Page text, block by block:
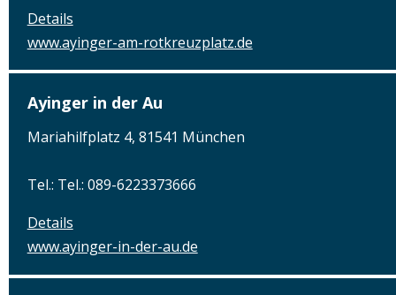
Details
www.ayinger-am-rotkreuzplatz.de
Ayinger in der Au
Mariahilfplatz 4, 81541 München
Tel.: Tel.: 089-6223373666
Details
www.ayinger-in-der-au.de